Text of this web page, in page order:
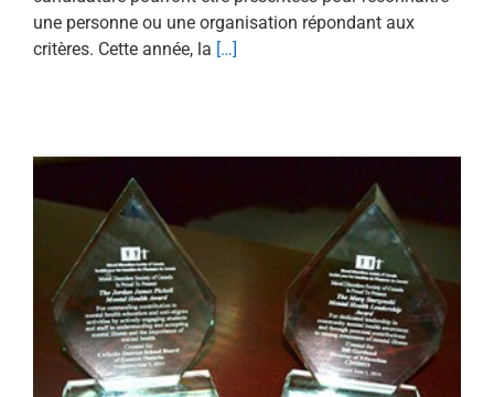
une personne ou une organisation répondant aux
critères. Cette année, la […]